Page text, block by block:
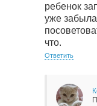
ребенок
уже
что.
Ответить